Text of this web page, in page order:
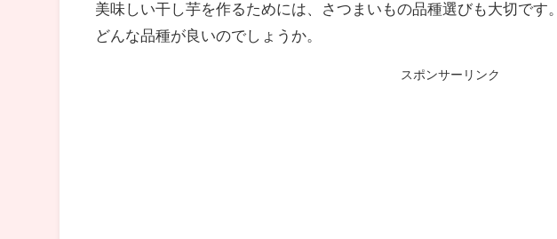
美味しい干し芋を作るためには、さつまいもの品種選びも大切です。
どんな品種が良いのでしょうか。
スポンサーリンク